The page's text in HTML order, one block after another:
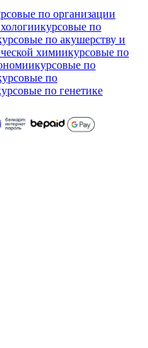
по организации
курсовые по
по акушерству и
химиикурсовые по
курсовые по
по
по генетике